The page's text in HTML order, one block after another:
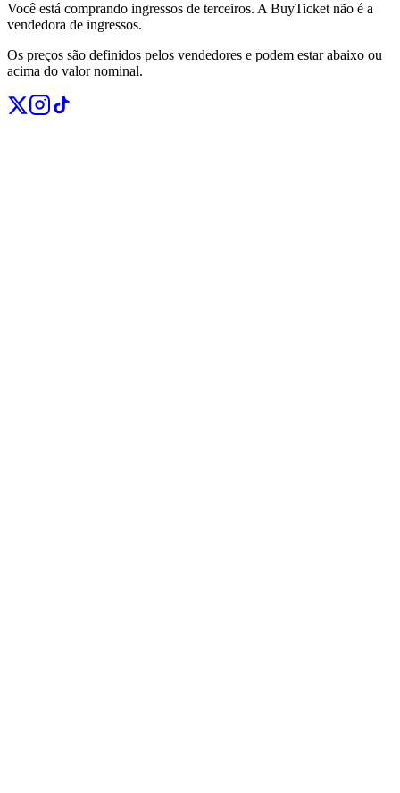
Você está comprando ingressos de terceiros. A BuyTicket não é a
vendedora de ingressos.
Os preços são definidos pelos vendedores e podem estar abaixo ou
acima do valor nominal.